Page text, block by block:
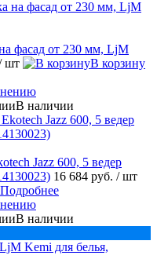
фасад от 230 мм, LjM
шт
В корзину
В наличии
Jazz 600, 5 ведер
16 684 руб. / шт
Подробнее
В наличии